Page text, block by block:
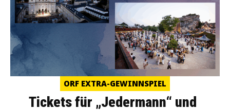
ORF EXTRA-GEWINNSPIEL
Tickets für „Jedermann“ und